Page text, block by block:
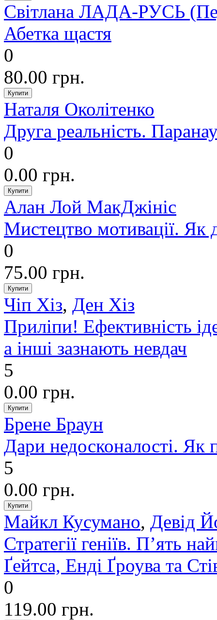
Світлана ЛАДА-РУСЬ
Абетка щастя
0
80.00 грн.
Наталя Околітенко
Друга реальність.
0
0.00 грн.
Алан Лой МакДжініс
Мистецтво мотивації. Як
0
75.00 грн.
Чіп Хіз, Ден Хіз
Приліпи! Ефективність
а інші зазнають невдач
5
0.00 грн.
Брене Браун
Дари недосконалості. Як
5
0.00 грн.
Майкл Кусумано, Девід
Стратегії геніїв. П’ять
Ґейтса, Енді Ґроува та
0
119.00 грн.